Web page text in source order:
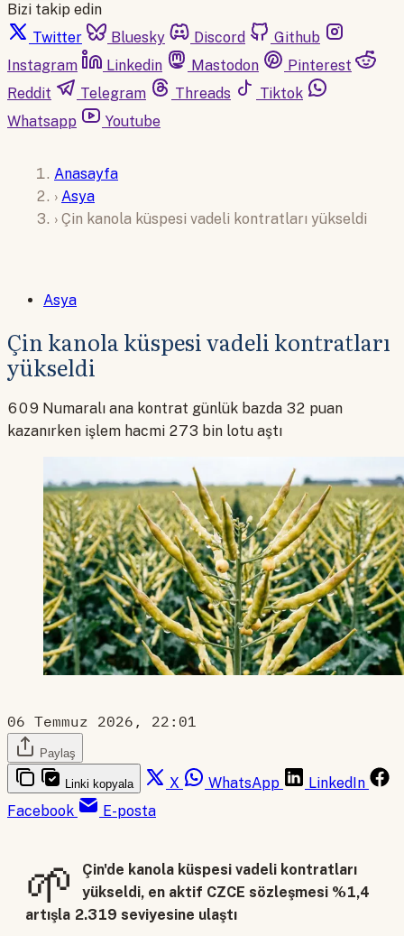
Bizi takip edin
Twitter
Bluesky Discord
Github
Instagram
Linkedin Mastodon
Pinterest
Reddit
Telegram Threads
Tiktok
Whatsapp
Youtube
Anasayfa
› Asya
› Çin kanola küspesi vadeli kontratları yükseldi
Asya
Çin kanola küspesi vadeli kontratları
yükseldi
609 Numaralı ana kontrat günlük bazda 32 puan
kazanırken işlem hacmi 273 bin lotu aştı
06 Temmuz 2026, 22:01
Paylaş
Linki kopyala X WhatsApp
LinkedIn
Facebook
E-posta
🌱
Çin'de kanola küspesi vadeli kontratları
yükseldi, en aktif CZCE sözleşmesi %1,4
artışla 2.319 seviyesine ulaştı